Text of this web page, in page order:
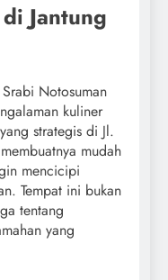
Jantung
Notosuman
kuliner
strategis di Jl.
mudah
mencicipi
Tempat ini bukan
tentang
yang